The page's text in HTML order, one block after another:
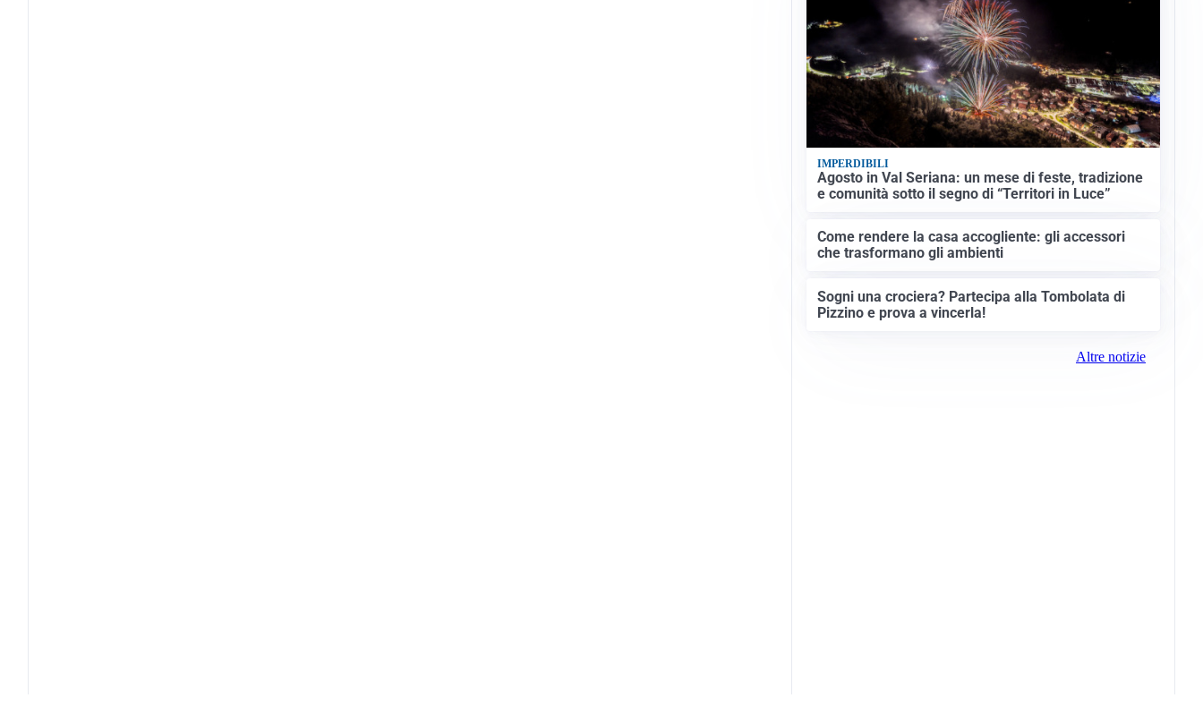
IMPERDIBILI
Agosto in Val Seriana: un mese di feste, tradizione
e comunità sotto il segno di “Territori in Luce”
Come rendere la casa accogliente: gli accessori
che trasformano gli ambienti
Sogni una crociera? Partecipa alla Tombolata di
Pizzino e prova a vincerla!
Altre notizie